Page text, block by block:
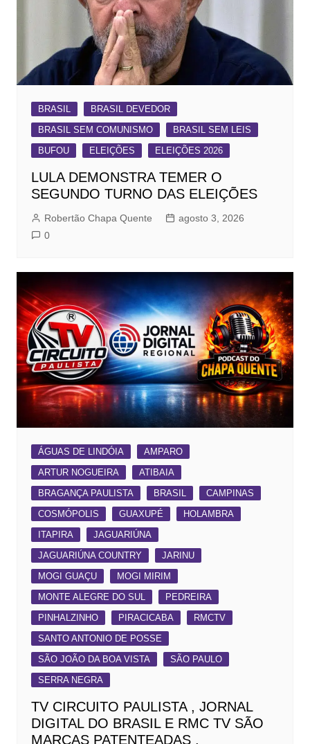
BRASIL
BRASIL DEVEDOR
BRASIL SEM COMUNISMO
BRASIL SEM LEIS
BUFOU
ELEIÇÕES ELEIÇÕES 2026
LULA DEMONSTRA TEMER O
SEGUNDO TURNO DAS ELEIÇÕES
Robertão Chapa Quente
agosto 3, 2026
0
ÁGUAS DE LINDÓIA
AMPARO
ARTUR NOGUEIRA
ATIBAIA
BRAGANÇA PAULISTA
BRASIL
CAMPINAS
COSMÓPOLIS
GUAXUPÉ
HOLAMBRA
ITAPIRA
JAGUARIÚNA
JAGUARIÚNA COUNTRY
JARINU
MOGI GUAÇU
MOGI MIRIM
MONTE ALEGRE DO SUL
PEDREIRA
PINHALZINHO
PIRACICABA
RMCTV
SANTO ANTONIO DE POSSE
SÃO JOÃO DA BOA VISTA
SÃO PAULO
SERRA NEGRA
TV CIRCUITO PAULISTA , JORNAL
DIGITAL DO BRASIL E RMC TV SÃO
MARCAS PATENTEADAS .